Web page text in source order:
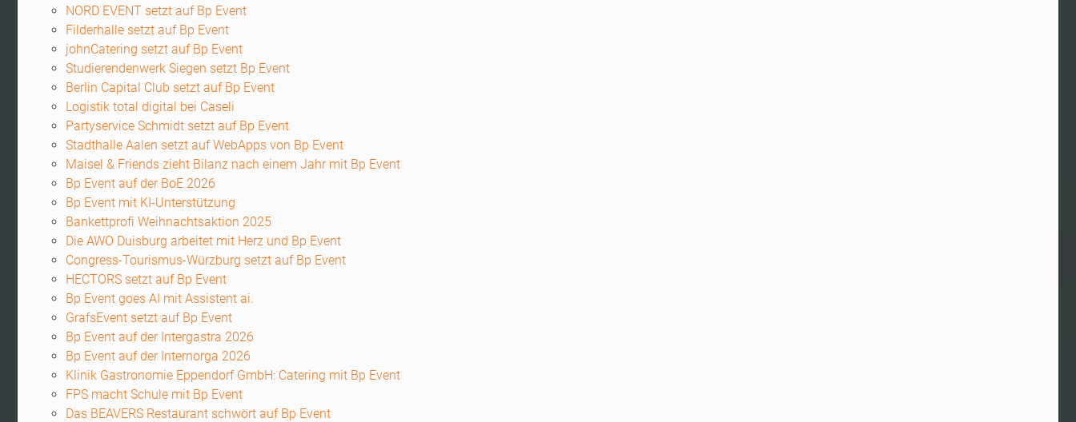
NORD EVENT setzt auf Bp Event
Filderhalle setzt auf Bp Event
johnCatering setzt auf Bp Event
Studierendenwerk Siegen setzt Bp Event
Berlin Capital Club setzt auf Bp Event
Logistik total digital bei Caseli
Partyservice Schmidt setzt auf Bp Event
Stadthalle Aalen setzt auf WebApps von Bp Event
Maisel & Friends zieht Bilanz nach einem Jahr mit Bp Event
Bp Event auf der BoE 2026
Bp Event mit KI-Unterstützung
Bankettprofi Weihnachtsaktion 2025
Die AWO Duisburg arbeitet mit Herz und Bp Event
Congress-Tourismus-Würzburg setzt auf Bp Event
HECTORS setzt auf Bp Event
Bp Event goes AI mit Assistent ai.
GrafsEvent setzt auf Bp Event
Bp Event auf der Intergastra 2026
Bp Event auf der Internorga 2026
Klinik Gastronomie Eppendorf GmbH: Catering mit Bp Event
FPS macht Schule mit Bp Event
Das BEAVERS Restaurant schwört auf Bp Event